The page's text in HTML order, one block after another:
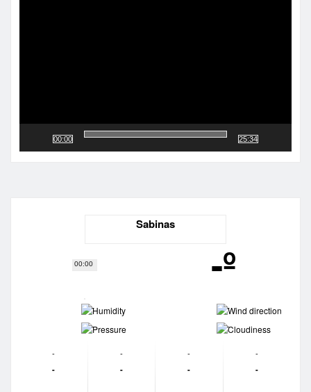
00:00
00:00
25:34
Sabinas
-º
-
-
-
-
-
-
-
-
-
-
-
-